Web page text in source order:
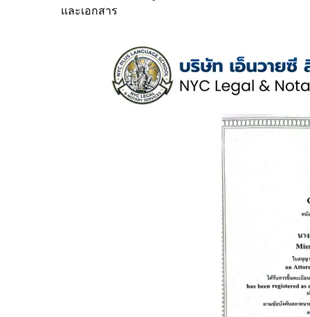
และเอกสาร